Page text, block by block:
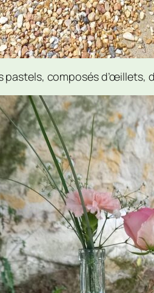
composés d’œillets,